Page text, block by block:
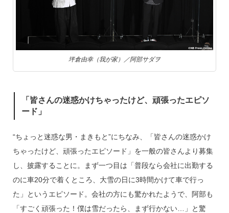
坪倉由幸（我が家）／阿部サダヲ
「皆さんの迷惑かけちゃったけど、頑張ったエピソ
ード」
“ちょっと迷惑な男・まきもと”にちなみ、「皆さんの迷惑かけ
ちゃったけど、頑張ったエピソード」を一般の皆さんより募集
し、披露することに。まず一つ目は「普段なら会社に出勤する
のに車20分で着くところ、大雪の日に3時間かけて車で行っ
た」というエピソード。会社の方にも驚かれたようで、阿部も
「すごく頑張った！僕は雪だったら、まず行かない…」と驚